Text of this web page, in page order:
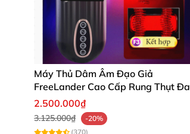
Máy Thủ Dâm Âm Đạo Giả
FreeLander Cao Cấp Rung Thụt Đa
Chức Năng
2.500.000₫
3.125.000₫
-20%
(370)